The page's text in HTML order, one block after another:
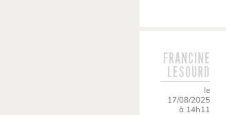
FRANCINE
LESOURD
le
17/08/2025
à 14h11